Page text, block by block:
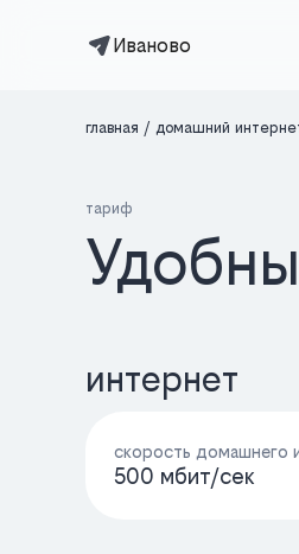
Иваново
главная домашний
тариф
интернет
скорость домашнего
500 мбит/cек